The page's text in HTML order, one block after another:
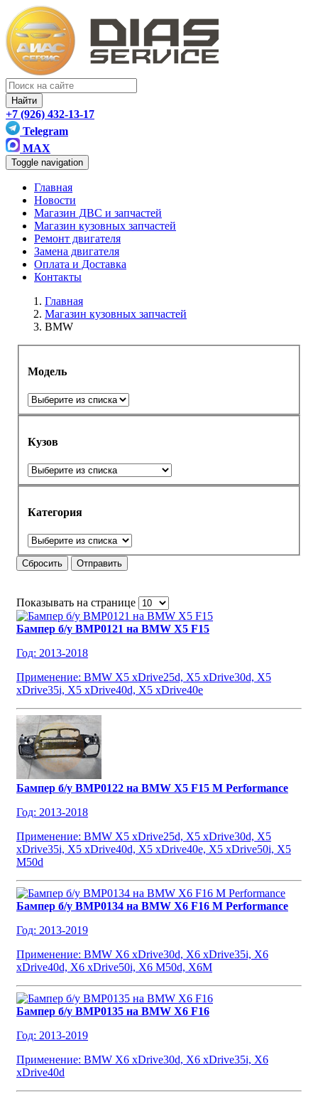
Найти
+7 (926) 432-13-17
Telegram
MAX
Toggle navigation
Главная
Новости
Магазин ДВС и запчастей
Магазин кузовных запчастей
Ремонт двигателя
Замена двигателя
Оплата и Доставка
Контакты
Главная
Магазин кузовных запчастей
BMW
Модель
Кузов
Категория
Сбросить Отправить
Показывать на странице
Бампер б/у BMP0121 на BMW X5 F15
Год: 2013-2018
Применение: BMW X5 xDrive25d, X5 xDrive30d, X5
xDrive35i, X5 xDrive40d, X5 xDrive40e
Бампер б/у BMP0122 на BMW X5 F15 M Performance
Год: 2013-2018
Применение: BMW X5 xDrive25d, X5 xDrive30d, X5
xDrive35i, X5 xDrive40d, X5 xDrive40e, X5 xDrive50i, X5
M50d
Бампер б/у BMP0134 на BMW X6 F16 M Performance
Год: 2013-2019
Применение: BMW X6 xDrive30d, X6 xDrive35i, X6
xDrive40d, X6 xDrive50i, X6 M50d, X6M
Бампер б/у BMP0135 на BMW X6 F16
Год: 2013-2019
Применение: BMW X6 xDrive30d, X6 xDrive35i, X6
xDrive40d